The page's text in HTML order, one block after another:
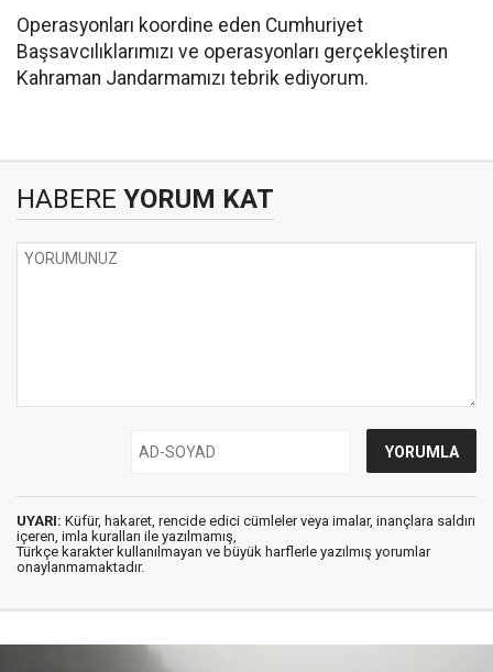
Operasyonları koordine eden Cumhuriyet
Başsavcılıklarımızı ve operasyonları gerçekleştiren
Kahraman Jandarmamızı tebrik ediyorum.
HABERE YORUM KAT
UYARI: Küfür, hakaret, rencide edici cümleler veya imalar, inançlara saldırı
içeren, imla kuralları ile yazılmamış,
Türkçe karakter kullanılmayan ve büyük harflerle yazılmış yorumlar
onaylanmamaktadır.